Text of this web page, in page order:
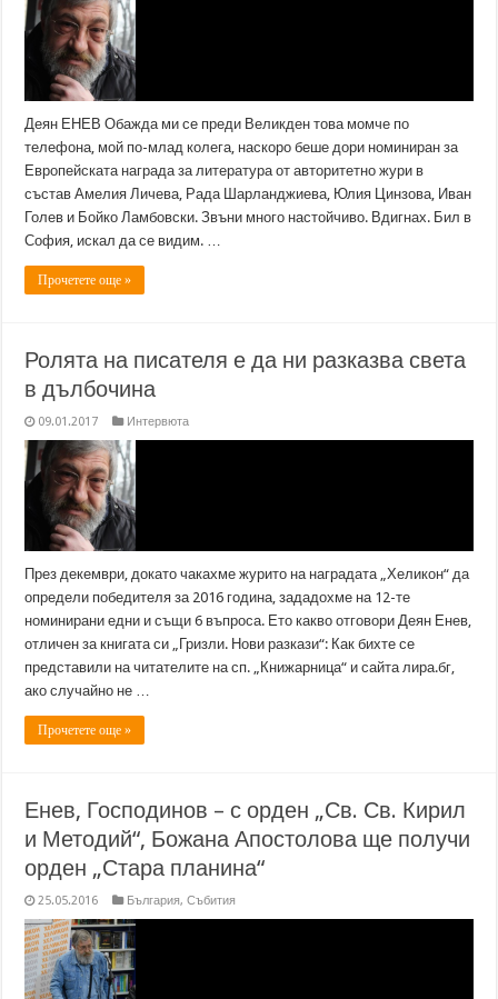
Деян ЕНЕВ Обажда ми се преди Великден това момче по
телефона, мой по-млад колега, наскоро беше дори номиниран за
Европейската награда за литература от авторитетно жури в
състав Амелия Личева, Рада Шарланджиева, Юлия Цинзова, Иван
Голев и Бойко Ламбовски. Звъни много настойчиво. Вдигнах. Бил в
София, искал да се видим. …
Прочетете още »
Ролята на писателя е да ни разказва света
в дълбочина
09.01.2017 Интервюта
През декември, докато чакахме журито на наградата „Хеликон“ да
определи победителя за 2016 година, зададохме на 12-те
номинирани едни и същи 6 въпроса. Ето какво отговори Деян Енев,
отличен за книгата си „Гризли. Нови разкази“: Как бихте се
представили на читателите на сп. „Книжарница“ и сайта лира.бг,
ако случайно не …
Прочетете още »
Енев, Господинов – с орден „Св. Св. Кирил
и Методий“, Божана Апостолова ще получи
орден „Стара планина“
25.05.2016 България,Събития